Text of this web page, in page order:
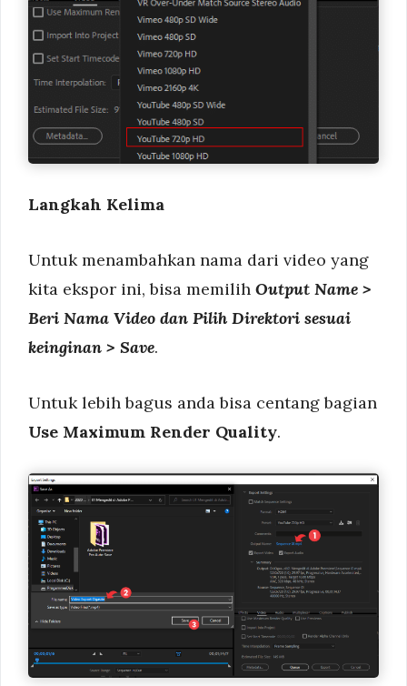
Langkah Kelima
Untuk menambahkan nama dari video yang
kita ekspor ini, bisa memilih Output Name >
Beri Nama Video dan Pilih Direktori sesuai
keinginan > Save.
Untuk lebih bagus anda bisa centang bagian
Use Maximum Render Quality.